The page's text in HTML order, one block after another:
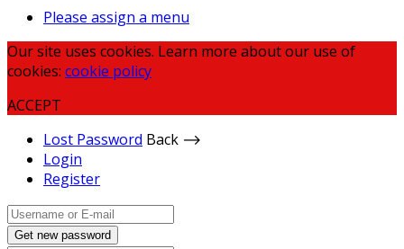
Please assign a menu
Our site uses cookies. Learn more about our use of
cookies: cookie policy
ACCEPT
Lost Password Back ⟶
Login
Register
Get new password